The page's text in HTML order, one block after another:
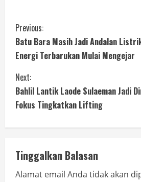
Previous:
Batu Bara Masih Jadi Andalan
Energi Terbarukan Mulai Mengejar
Next:
Bahlil Lantik Laode Sulaeman Jadi
Fokus Tingkatkan Lifting
Tinggalkan Balasan
Alamat email Anda tidak akan